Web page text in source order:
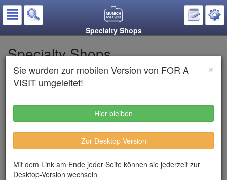
×
Sie wurden zur mobilen Version von FOR A
VISIT umgeleitet!
Hier bleiben
Zur Desktop-Version
Mit dem Link am Ende jeder Seite können sie jederzeit zur
Desktop-Version wechseln
Specialty Shops
Specialty Shops
Put on the notepad
Listen to text
Munich has a huge number of speciality shops for every purpose:
Delicatessen, traditional costumes, arts, leather goods or
exclusive paper. In Munich you find the right supplier for
everything that you need.